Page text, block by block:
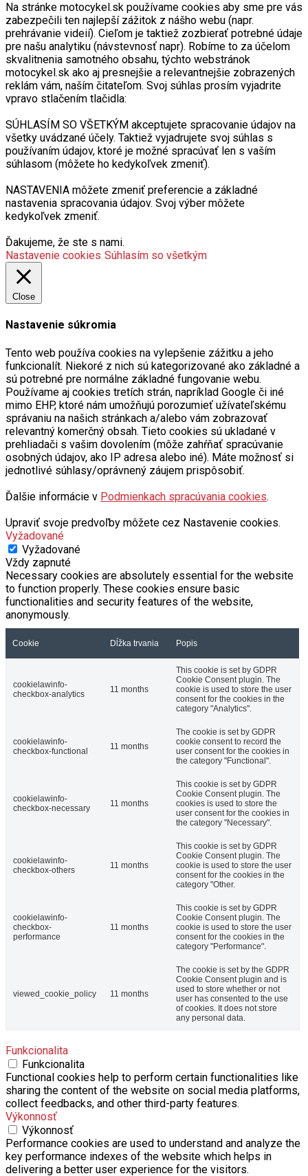
Na stránke motocykel.sk používame cookies aby sme pre vás
zabezpečili ten najlepší zážitok z nášho webu (napr.
prehrávanie videií). Cieľom je taktiež zozbierať potrebné údaje
pre našu analytiku (návstevnosť napr). Robíme to za účelom
skvalitnenia samotného obsahu, týchto webstránok
motocykel.sk ako aj presnejšie a relevantnejšie zobrazených
reklám vám, naším čitateľom. Svoj súhlas prosím vyjadrite
vpravo stlačením tlačidla:
SÚHLASÍM SO VŠETKÝM akceptujete spracovanie údajov na
všetky uvádzané účely. Taktiež vyjadrujete svoj súhlas s
používaním údajov, ktoré je možné spracúvať len s vaším
súhlasom (môžete ho kedykoľvek zmeniť).
NASTAVENIA môžete zmeniť preferencie a základné
nastavenia spracovania údajov. Svoj výber môžete
kedykoľvek zmeniť.
Ďakujeme, že ste s nami.
Nastavenie cookies Súhlasím so všetkým
Close
Nastavenie súkromia
Tento web používa cookies na vylepšenie zážitku a jeho
funkcionalít. Niekoré z nich sú kategorizované ako základné a
sú potrebné pre normálne základné fungovanie webu.
Používame aj cookies tretích strán, napríklad Google či iné
mimo EHP, ktoré nám umožňujú porozumieť užívateľskému
správaniu na našich stránkach a/alebo vám zobrazovať
relevantný komerčný obsah. Tieto cookies sú ukladané v
prehliadači s vašim dovolením (môže zahŕňať spracúvanie
osobných údajov, ako IP adresa alebo iné). Máte možnosť si
jednotlivé súhlasy/oprávnený záujem prispôsobiť.
Ďalšie informácie v Podmienkach spracúvania cookies.
Upraviť svoje predvoľby môžete cez Nastavenie cookies.
Vyžadované
Vyžadované
Vždy zapnuté
Necessary cookies are absolutely essential for the website
to function properly. These cookies ensure basic
functionalities and security features of the website,
anonymously.
Cookie Dĺžka trvania Popis
cookielawinfo-
checkbox-analytics
11 months
This cookie is set by GDPR
Cookie Consent plugin. The
cookie is used to store the user
consent for the cookies in the
category "Analytics".
cookielawinfo-
checkbox-functional
11 months
The cookie is set by GDPR
cookie consent to record the
user consent for the cookies in
the category "Functional".
cookielawinfo-
checkbox-necessary
11 months
This cookie is set by GDPR
Cookie Consent plugin. The
cookies is used to store the
user consent for the cookies in
the category "Necessary".
cookielawinfo-
checkbox-others
11 months
This cookie is set by GDPR
Cookie Consent plugin. The
cookie is used to store the user
consent for the cookies in the
category "Other.
cookielawinfo-
checkbox-
performance
11 months
This cookie is set by GDPR
Cookie Consent plugin. The
cookie is used to store the user
consent for the cookies in the
category "Performance".
viewed_cookie_policy 11 months
The cookie is set by the GDPR
Cookie Consent plugin and is
used to store whether or not
user has consented to the use
of cookies. It does not store
any personal data.
Funkcionalita
Funkcionalita
Functional cookies help to perform certain functionalities like
sharing the content of the website on social media platforms,
collect feedbacks, and other third-party features.
Výkonnosť
Výkonnosť
Performance cookies are used to understand and analyze the
key performance indexes of the website which helps in
delivering a better user experience for the visitors.